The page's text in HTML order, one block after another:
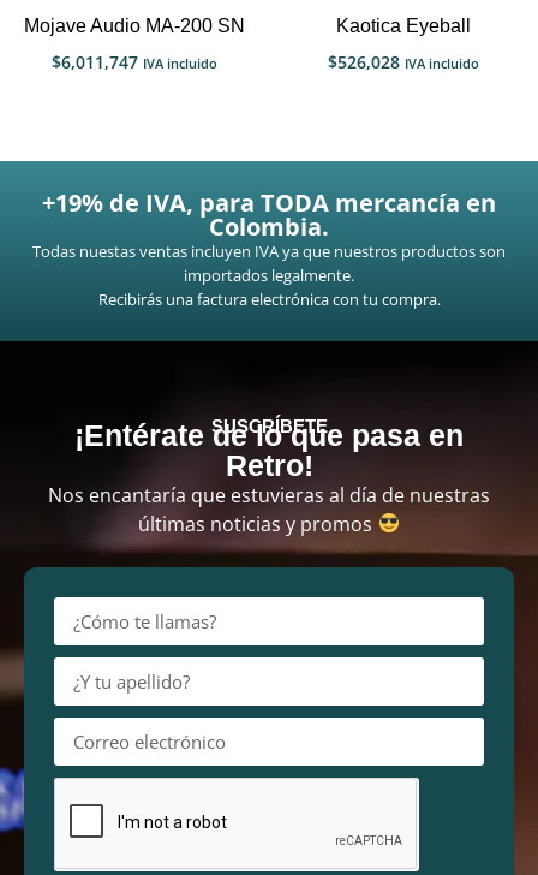
Mojave Audio MA-200 SN
$6,011,747 IVA incluido
Kaotica Eyeball
$526,028 IVA incluido
+19% de IVA, para TODA mercancía en
Colombia.
Todas nuestas ventas incluyen IVA ya que nuestros productos son
importados legalmente.
Recibirás una factura electrónica con tu compra.
SUSCRÍBETE
¡Entérate de lo que pasa en
Retro!
Nos encantaría que estuvieras al día de nuestras
últimas noticias y promos